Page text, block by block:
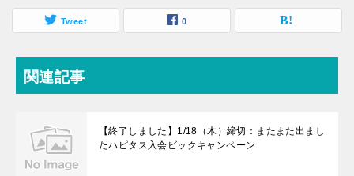
Tweet 0
関連記事
【終了しました】1/18（木）締切：またまた出まし
たハピタス入会ビックキャンペーン